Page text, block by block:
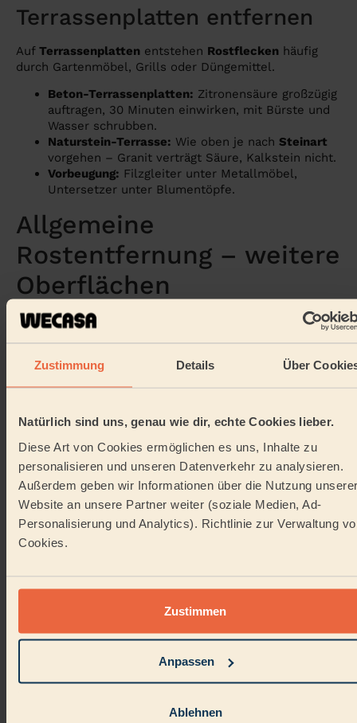
Zustimmung Details Über
Natürlich sind uns, genau wie dir, echte Cookies lieber.
Diese Art von Cookies ermöglichen es uns, Inhalte zu
personalisieren und unseren Datenverkehr zu analysieren.
Außerdem geben wir Informationen über die Nutzung
Website an unsere Partner weiter (soziale Medien, Ad-
Personalisierung und Analytics). Richtlinie zur Verwaltung
Cookies.
Zustimmen
Anpassen
Ablehnen
Terrassenplatten entfernen
Auf Terrassenplatten entstehen Rostflecken häufig
durch Gartenmöbel, Grills oder Düngemittel.
Beton-Terrassenplatten: Zitronensäure großzügig
auftragen, 30 Minuten einwirken, mit Bürste und
Wasser schrubben.
Naturstein-Terrasse: Wie oben je nach Steinart
vorgehen – Granit verträgt Säure, Kalkstein nicht.
Vorbeugung: Filzgleiter unter Metallmöbel,
Untersetzer unter Blumentöpfe.
Allgemeine
Rostentfernung – weitere
Oberflächen
Rost von Metall entfernen
Essig puroder Essig-Öl-Mischung (1:1) auf die
rostige Stelle auftragen
Mehrere Stunden oder über Nacht einwirken
Mit Stahlwolle, Drahtbürste oder Alufolie
abreiben
Bei kleineren Gegenständen: komplett in Essig
einlegen
Rostflecken von Kunststoff
entfernen
alles:
Mit weichem Schwamm abreiben (keine
Scheuermilch – die verkratzt)
Mit klarem Wasser abspülen
Die häufigsten Fehler